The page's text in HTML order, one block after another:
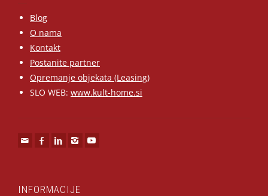
Blog
O nama
Kontakt
Postanite partner
Opremanje objekata (Leasing)
SLO WEB: www.kult-home.si
INFORMACIJE